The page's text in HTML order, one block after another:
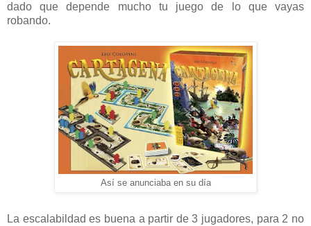
dado que depende mucho tu juego de lo que vayas
robando.
Así se anunciaba en su día
La escalabildad es buena a partir de 3 jugadores, para 2 no